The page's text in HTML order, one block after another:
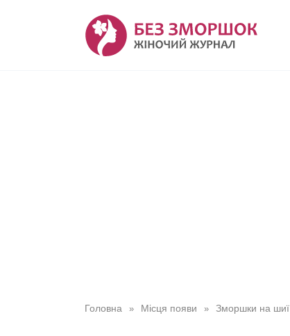
Головна » Місця появи » Зморшки на шиї